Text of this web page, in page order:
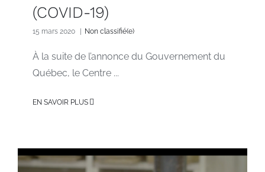
(COVID-19)
15 mars 2020 | Non classifié(e)
À la suite de l’annonce du Gouvernement du
Québec, le Centre ...
EN SAVOIR PLUS